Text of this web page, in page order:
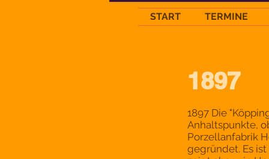
START TERMINE
1897
1897 Die
Anhaltspunkte,
Porzellanfabrik
gegründet. Es